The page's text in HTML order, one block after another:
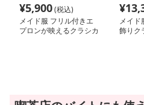
¥5,900(税込)
メイド服 フリル付きエ
プロンが映えるクラシカ
¥
メイド
飾りク